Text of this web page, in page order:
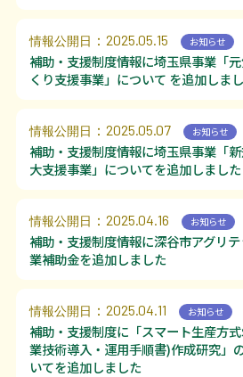
情報公開日 ：2025.05.15 お知らせ
補助・支援制度情報に埼玉県事業「
くり支援事業」について を追加しま
情報公開日 ：2025.05.07 お知らせ
補助・支援制度情報に埼玉県事業「
大支援事業」についてを追加しました
情報公開日 ：2025.04.16 お知らせ
補助・支援制度情報に深谷市アグリ
業補助金を追加しました
情報公開日 ：2025.04.11 お知らせ
補助・支援制度に「スマート生産方
業技術導入・運用手順書)作成研究」
いてを追加しました